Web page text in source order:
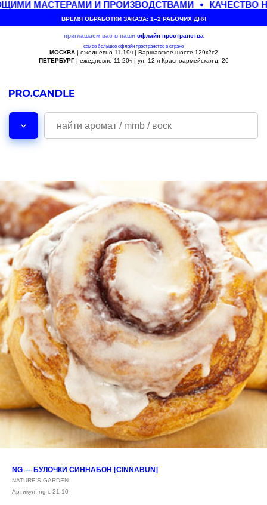
МАСТЕРАМИ И ПРОИЗВОДСТВАМИ КАЧЕСТВО
ВРЕМЯ ОБРАБОТКИ ЗАКАЗА: 1–2 РАБОЧИХ ДНЯ
приглашаем вас в наши офлайн пространства
самое большое офлайн пространство в стране
МОСКВА| ежедневно 11-19ч | Варшавское шоссе 129к2с2
ПЕТЕРБУРГ| ежедневно 11-20ч | ул. 12-я Красноармейская д. 26
NG — БУЛОЧКИ СИННАБОН [CINNABUN]
NATURE'S GARDEN
Артикул: ng-c-21-10